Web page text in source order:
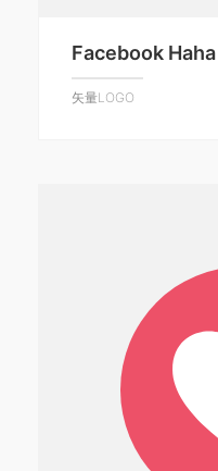
Facebook Haha
矢量LOGO